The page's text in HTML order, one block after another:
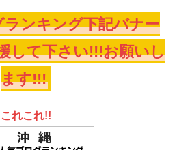
ンキング下記バナー
して下さい!!!お願いし
ます!!!
これこれ!!